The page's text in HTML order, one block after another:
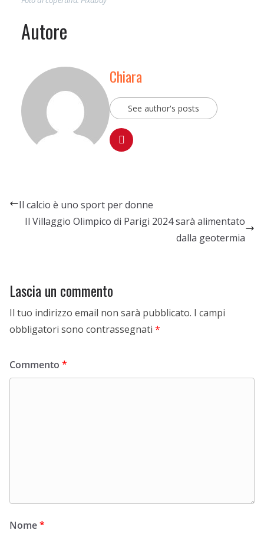
l
Autore
Chiara
See author's posts
Il calcio è uno sport per donne
Il Villaggio Olimpico di Parigi 2024 sarà alimentato
dalla geotermia
Lascia un commento
Il tuo indirizzo email non sarà pubblicato. I campi
obbligatori sono contrassegnati *
Commento *
Nome*